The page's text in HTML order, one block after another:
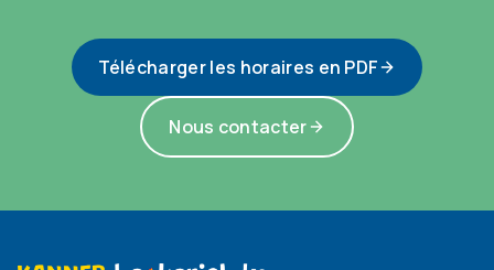
Télécharger les horaires en PDF
Nous contacter